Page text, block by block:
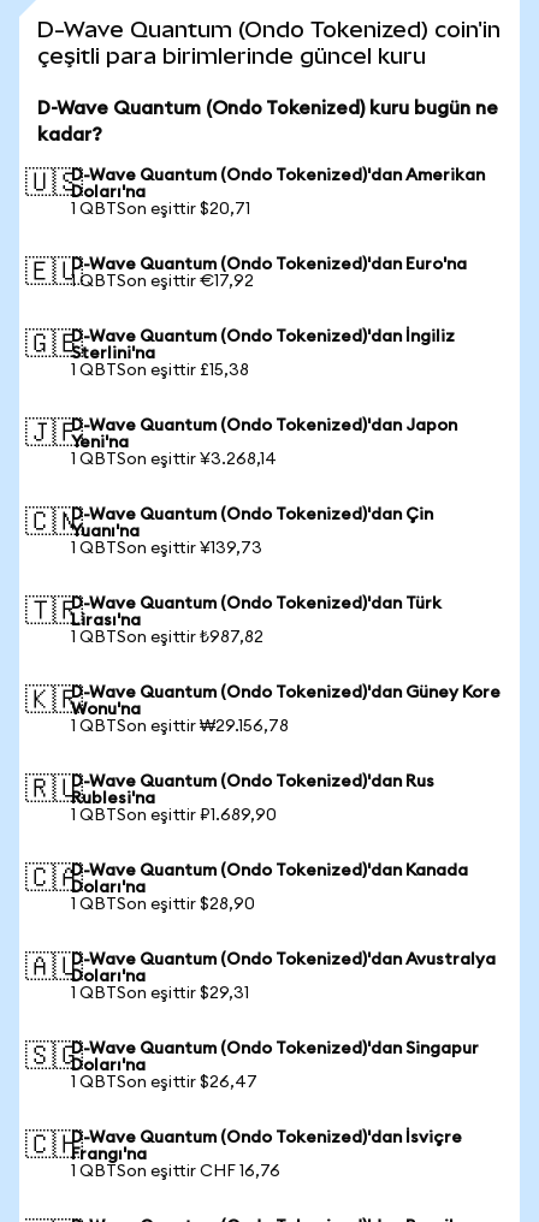
D-Wave Quantum (Ondo Tokenized) coin'in
çeşitli para birimlerinde güncel kuru
D-Wave Quantum (Ondo Tokenized) kuru bugün ne
kadar?
🇺🇸D-Wave Quantum (Ondo Tokenized)'dan Amerikan
Doları'na
1 QBTSon eşittir $20,71
🇪🇺D-Wave Quantum (Ondo Tokenized)'dan Euro'na
1 QBTSon eşittir €17,92
🇬🇧D-Wave Quantum (Ondo Tokenized)'dan İngiliz
Sterlini'na
1 QBTSon eşittir £15,38
🇯🇵D-Wave Quantum (Ondo Tokenized)'dan Japon
Yeni'na
1 QBTSon eşittir ¥3.268,14
🇨🇳D-Wave Quantum (Ondo Tokenized)'dan Çin
Yuanı'na
1 QBTSon eşittir ¥139,73
🇹🇷D-Wave Quantum (Ondo Tokenized)'dan Türk
Lirası'na
1 QBTSon eşittir ₺987,82
🇰🇷D-Wave Quantum (Ondo Tokenized)'dan Güney Kore
Wonu'na
1 QBTSon eşittir ₩29.156,78
🇷🇺D-Wave Quantum (Ondo Tokenized)'dan Rus
Rublesi'na
1 QBTSon eşittir ₽1.689,90
🇨🇦D-Wave Quantum (Ondo Tokenized)'dan Kanada
Doları'na
1 QBTSon eşittir $28,90
🇦🇺D-Wave Quantum (Ondo Tokenized)'dan Avustralya
Doları'na
1 QBTSon eşittir $29,31
🇸🇬D-Wave Quantum (Ondo Tokenized)'dan Singapur
Doları'na
1 QBTSon eşittir $26,47
🇨🇭D-Wave Quantum (Ondo Tokenized)'dan İsviçre
Frangı'na
1 QBTSon eşittir CHF 16,76